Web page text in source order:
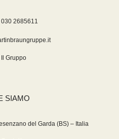
030 2685611
Il Gruppo
SIAMO
del Garda (BS) – Italia